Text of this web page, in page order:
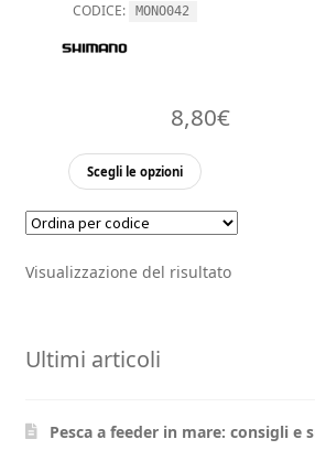
CODICE: MONO042
8,80€
Scegli le opzioni
Questo
ha
varianti.
nella
Visualizzazione del risultato
Ultimi articoli
Pesca a feeder in mare: consigli e